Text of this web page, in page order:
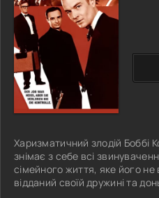
Харизматичний злодій Боббі
знімає з себе всі
сімейного життя, яке його
відданий своїй дружині та